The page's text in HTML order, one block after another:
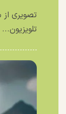
تصویری از
تلویزیون...